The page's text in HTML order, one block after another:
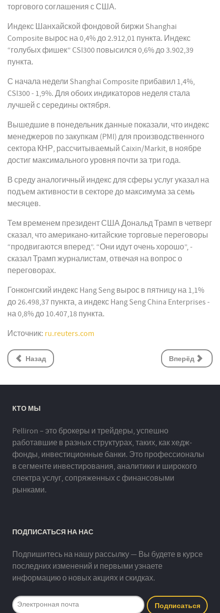
торгового соглашения с США.
Индекс Шанхайской фондовой биржи Shanghai
Composite вырос на 0,4% до 2.912,01 пункта. Индекс
“голубых фишек” CSI300 повысился 0,6% до 3.902,39
пункта.
С начала недели Shanghai Composite прибавил 1,4%,
CSI300 - 1,9%. Для обоих индикаторов неделя стала
лучшей с середины октября.
Вышедшие в понедельник данные показали, что индекс
менеджеров по закупкам (PMI) для производственного
сектора КНР, рассчитываемый Caixin/Markit, в ноябре
достиг максимального уровня почти за три года.
В среду аналогичный индекс для сферы услуг указал на
подъем активности в секторе до максимума за семь
месяцев.
Тем временем президент США Дональд Трамп в четверг
сказал, что американо-китайские торговые переговоры
“продвигаются вперед”. “Они идут очень хорошо”, -
сказал Трамп журналистам, отвечая на вопрос о
переговорах.
Гонконгский индекс Hang Seng вырос в пятницу на 1,1%
до 26.498,37 пункта, а индекс Hang Seng China Enterprises -
на 0,8% до 10.407,18 пункта.
Источник: ru.reuters.com
Назад Вперёд
КТО МЫ
Pelliron – это брокеры и трейдеры, успешно
работавшие в разных структурах, таких, как хедж-
фонды, инвестиционные банки. Это профессионалы
в сегменте инвестирования, аналитики и широкого
спектра услуг, сопряженных с финансовыми
рынками.
ПОДПИСАТЬСЯ НА НАС
Подпишитесь на нашу рассылку — Вы будете в курсе
последних изменений и первыми узнаете
информацию о новых акциях и скидках.